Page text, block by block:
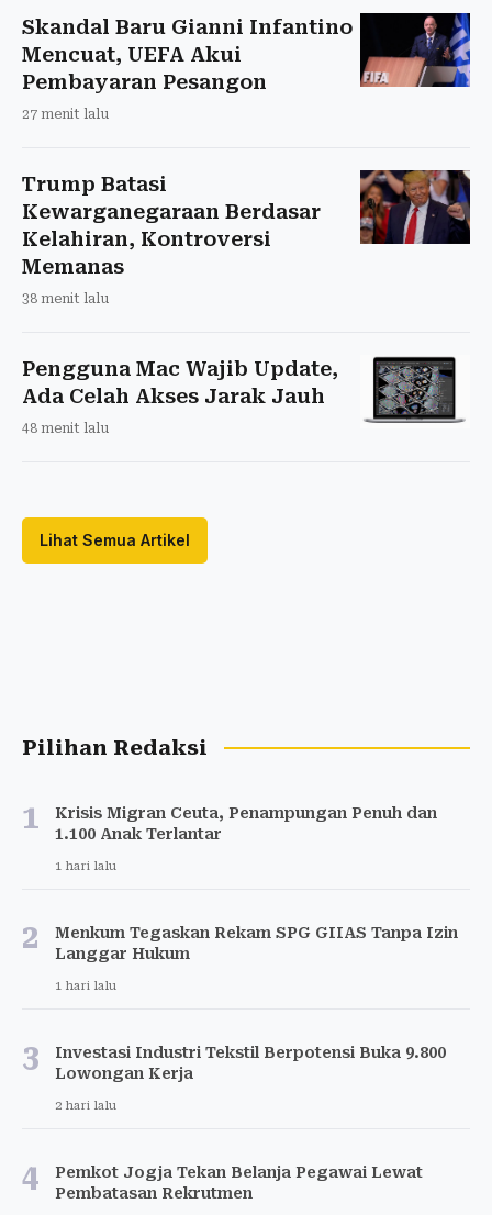
Skandal Baru Gianni Infantino
Mencuat, UEFA Akui
Pembayaran Pesangon
27 menit lalu
Trump Batasi
Kewarganegaraan Berdasar
Kelahiran, Kontroversi
Memanas
38 menit lalu
Pengguna Mac Wajib Update,
Ada Celah Akses Jarak Jauh
48 menit lalu
Lihat Semua Artikel
Pilihan Redaksi
1
Krisis Migran Ceuta, Penampungan Penuh dan
1.100 Anak Terlantar
1 hari lalu
2
Menkum Tegaskan Rekam SPG GIIAS Tanpa Izin
Langgar Hukum
1 hari lalu
3
Investasi Industri Tekstil Berpotensi Buka 9.800
Lowongan Kerja
2 hari lalu
4
Pemkot Jogja Tekan Belanja Pegawai Lewat
Pembatasan Rekrutmen